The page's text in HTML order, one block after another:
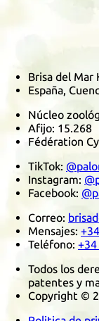
Brisa del Mar
España,
Núcleo
Afijo: 15.268
Fédération
TikTok:
Instagram:
Facebook:
Correo:
Mensajes:
Teléfono:
Todos los
patentes y
Copyright ©